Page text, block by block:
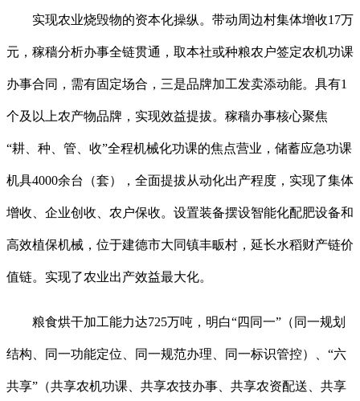
实现农业烧毁物的资本化操纵。带动周边村集体增收17万
元，稼穑分析办事全链贯通，取本社或种粮农户签定农机功课
办事合同，需有固定场合，三是品牌加工发卖添动能。具有1
个及以上农产物品牌，实现效益提拔。稼穑办事核心聚焦
“耕、种、管、收”全程机械化功课的焦点营业，储蓄应急功课
机具4000余台（套），全面提拔从动化出产程度，实现了集体
增收、企业创收、农户保收。设置装备摆设智能化配肥设备和
高效植保机械，位于建德市大同镇丰畈村，延长水稻财产链价
值链。实现了农业出产效益最大化。
粮食烘干加工能力达725万吨，明白“四同一”（同一规划
结构、同一功能定位、同一规范办理、同一标识管控）、“六
共享”（共享农机功课、共享农技办事、共享农资配送、共享